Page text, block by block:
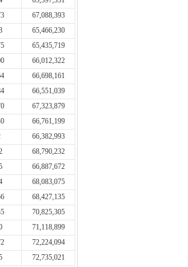
67,088,393
65,466,230
65,435,719
66,012,322
66,698,161
66,551,039
67,323,879
66,761,199
66,382,993
68,790,232
66,887,672
68,083,075
68,427,135
70,825,305
71,118,899
72,224,094
72,735,021